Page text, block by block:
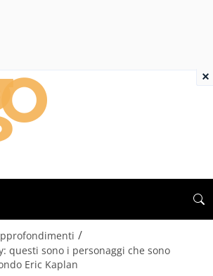
/
questi sono i personaggi che sono
Eric Kaplan
×